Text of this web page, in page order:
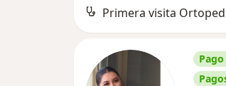
Primera visita